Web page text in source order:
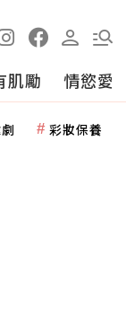
肌勵 情慾愛
彩妝保養